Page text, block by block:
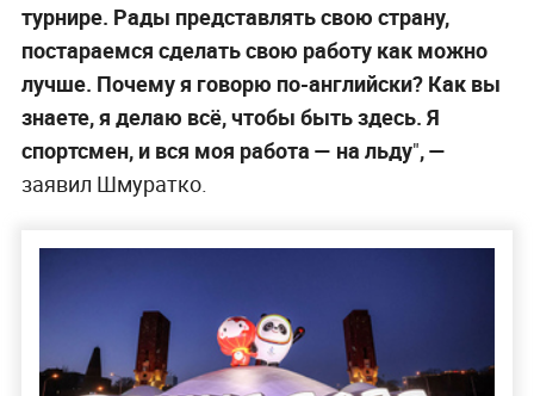
турнире. Рады представлять свою страну,
постараемся сделать свою работу как можно
лучше. Почему я говорю по-английски? Как вы
знаете, я делаю всё, чтобы быть здесь. Я
спортсмен, и вся моя работа — на льду", —
заявил Шмуратко.